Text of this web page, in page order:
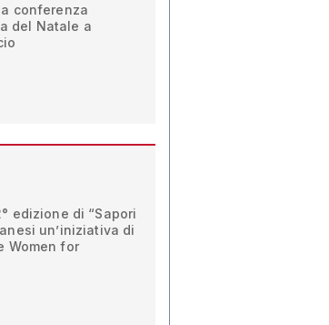
conferenza
del Natale a
edizione di “Sapori
un’iniziativa di
Women for